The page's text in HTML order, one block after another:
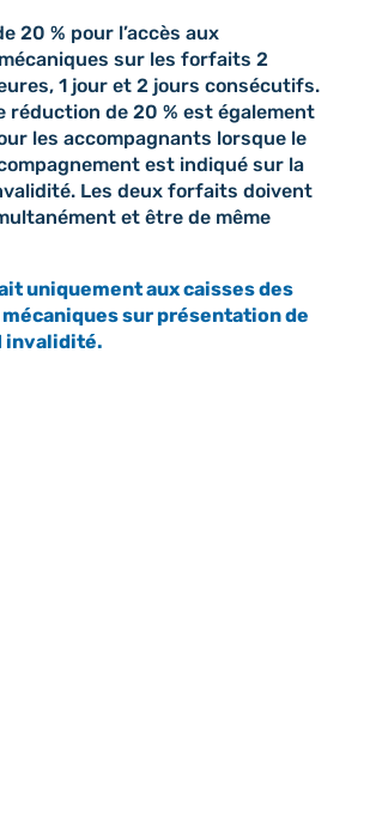
20 % pour l’accès aux
sur les forfaits 2
1 jour et 2 jours consécutifs.
réduction de 20 % est également
les accompagnants lorsque le
est indiqué sur la
Les deux forfaits doivent
et être de même
uniquement aux caisses des
sur présentation de
invalidité.